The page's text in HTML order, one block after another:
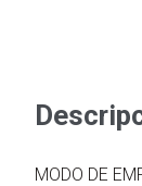
MODO DE